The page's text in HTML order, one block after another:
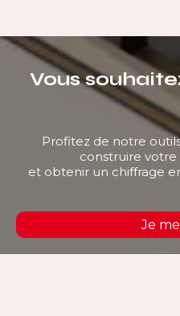
Vous
Profitez de notre
construire
et obtenir un chiffrage
Je